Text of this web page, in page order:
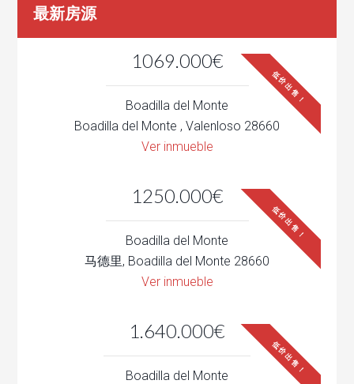
最新房源
1069.000€
低价出售！
Boadilla del Monte
Boadilla del Monte , Valenloso 28660
Ver inmueble
1250.000€
低价出售！
Boadilla del Monte
马德里, Boadilla del Monte 28660
Ver inmueble
1.640.000€
低价出售！
Boadilla del Monte